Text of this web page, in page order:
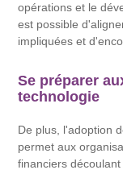
opérations et le
est possible
impliquées et
Se préparer
technologie
De plus, l'adoption
permet aux
financiers